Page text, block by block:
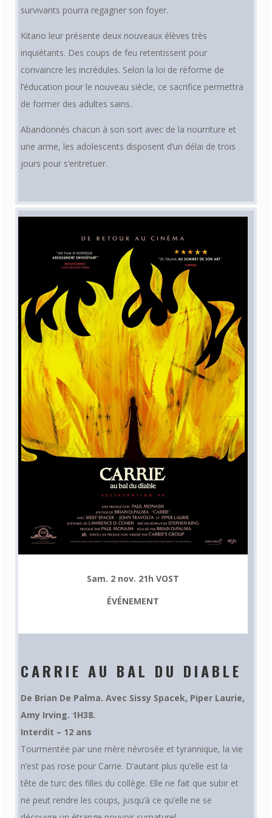
survivants pourra regagner son foyer.
Kitano leur présente deux nouveaux élèves très
inquiétants. Des coups de feu retentissent pour
convaincre les incrédules. Selon la loi de réforme de
l’éducation pour le nouveau siècle, ce sacrifice permettra
de former des adultes sains.
Abandonnés chacun à son sort avec de la nourriture et
une arme, les adolescents disposent d’un délai de trois
jours pour s’entretuer.
Sam. 2 nov. 21h VOST
ÉVÉNEMENT
CARRIE AU BAL DU DIABLE
De Brian De Palma.Avec Sissy Spacek, Piper Laurie,
Amy Irving. 1H38.
Interdit – 12 ans
Tourmentée par une mère névrosée et tyrannique, la vie
n’est pas rose pour Carrie. D’autant plus qu’elle est la
tête de turc des filles du collège. Elle ne fait que subir et
ne peut rendre les coups, jusqu’à ce qu’elle ne se